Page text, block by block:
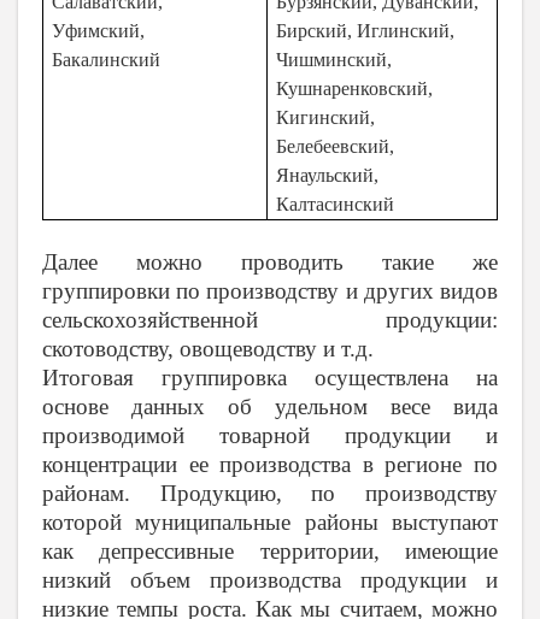
Уфимский,
Бакалинский
Бирский, Иглинский,
Чишминский,
Кушнаренковский,
Кигинский,
Белебеевский,
Янаульский,
Калтасинский
Далее можно проводить такие же
группировки по производству и других видов
сельскохозяйственной продукции:
скотоводству, овощеводству и т.д.
Итоговая группировка осуществлена на
основе данных об удельном весе вида
производимой товарной продукции и
концентрации ее производства в регионе по
районам. Продукцию, по производству
которой муниципальные районы выступают
как депрессивные территории, имеющие
низкий объем производства продукции и
низкие темпы роста. Как мы считаем, можно